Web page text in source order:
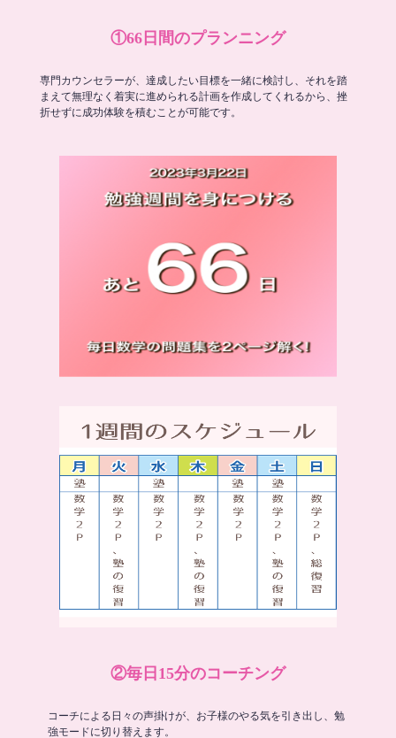
①66日間のプランニング
専門カウンセラーが、達成したい目標を一緒に検討し、それを踏
まえて無理なく着実に進められる計画を作成してくれるから、挫
折せずに成功体験を積むことが可能です。
②毎日15分のコーチング
コーチによる日々の声掛けが、お子様のやる気を引き出し、勉
強モードに切り替えます。